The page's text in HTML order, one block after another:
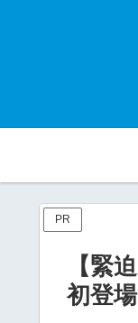
PR
【緊
初登